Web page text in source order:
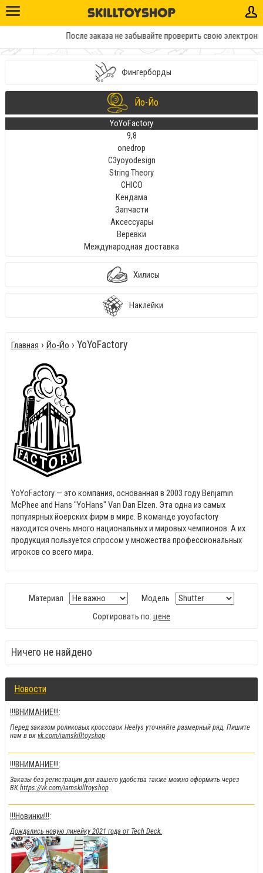
После заказа не забывайте проверить свою
Фингерборды
Йо-Йо
YoYoFactory
9,8
onedrop
C3yoyodesign
String Theory
CHICO
Кендама
Запчасти
Аксессуары
Веревки
Международная доставка
Хилисы
Наклейки
Новости
!!!ВНИМАНИЕ!!!:
Перед заказом роликовых кроссовок Heelys уточняйте размерный ряд. Пишите
нам в вк vk.com/iamskilltoyshop
!!!ВНИМАНИЕ!!!:
Заказы без регистрации для вашего удобства также можно оформить через
ВКhttps://vk.com/iamskilltoyshop
!!!Новинки!!!:
Дождались новую линейку 2021 года от Tech Deck.
Главная › Йо-Йо › YoYoFactory
YoYoFactory — это компания, основанная в 2003 году Benjamin
McPhee and Hans "YoHans" Van Dan Elzen. Эта одна из самых
популярных йоерских фирм в мире. В команде yoyofactory
находится очень много национальных и мировых чемпионов. А их
продукция пользуется спросом у множества профессиональных
игроков со всего мира.
Материал
Модель
Сортировать по: цене
Ничего не найдено